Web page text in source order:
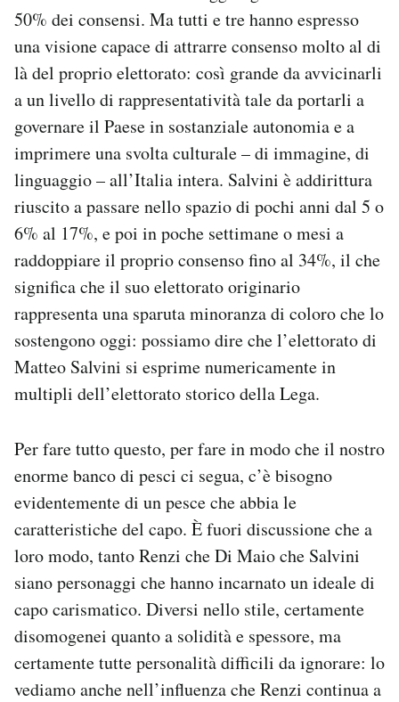
50% dei consensi. Ma tutti e tre hanno espresso
una visione capace di attrarre consenso molto al di
là del proprio elettorato: così grande da avvicinarli
a un livello di rappresentatività tale da portarli a
governare il Paese in sostanziale autonomia e a
imprimere una svolta culturale – di immagine, di
linguaggio – all’Italia intera. Salvini è addirittura
riuscito a passare nello spazio di pochi anni dal 5 o
6% al 17%, e poi in poche settimane o mesi a
raddoppiare il proprio consenso fino al 34%, il che
significa che il suo elettorato originario
rappresenta una sparuta minoranza di coloro che lo
sostengono oggi: possiamo dire che l’elettorato di
Matteo Salvini si esprime numericamente in
multipli dell’elettorato storico della Lega.
Per fare tutto questo, per fare in modo che il nostro
enorme banco di pesci ci segua, c’è bisogno
evidentemente di un pesce che abbia le
caratteristiche del capo. È fuori discussione che a
loro modo, tanto Renzi che Di Maio che Salvini
siano personaggi che hanno incarnato un ideale di
capo carismatico. Diversi nello stile, certamente
disomogenei quanto a solidità e spessore, ma
certamente tutte personalità difficili da ignorare: lo
vediamo anche nell’influenza che Renzi continua a